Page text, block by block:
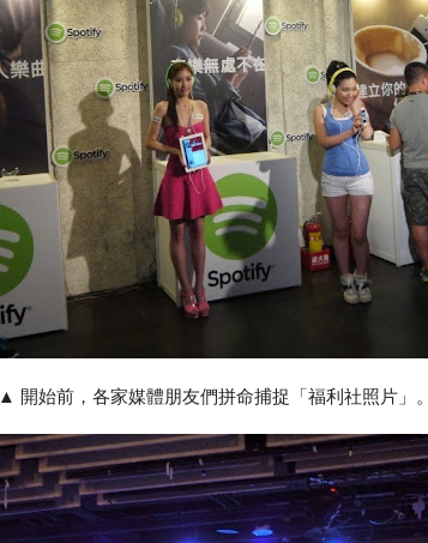
▲ 開始前，各家媒體朋友們拼命捕捉「福利社照片」。